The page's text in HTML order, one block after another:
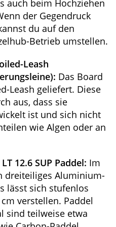
für das Board und
Rucksackträger
leicht transportieren.
Doppelhub-
Diese pumpt also
als auch
in das Board. Wenn
Ende steigt, kannst
Einzelhub-
Leash
Das
Coiled-Leash
sich dadurch aus,